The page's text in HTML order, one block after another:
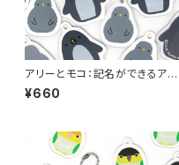
アリーとモコ：記名ができるアク
リルキーホルダー
¥660